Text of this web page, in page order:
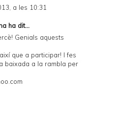
a les 10:31
ha dit...
Genials aquests
que a participar! I fes
baixada a la rambla per